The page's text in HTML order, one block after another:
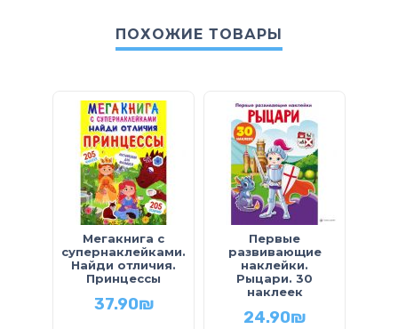
ПОХОЖИЕ ТОВАРЫ
Мегакнига с
супернаклейками.
Найди отличия.
Принцессы
37.90₪
Первые
развивающие
наклейки.
Рыцари. 30
наклеек
24.90₪